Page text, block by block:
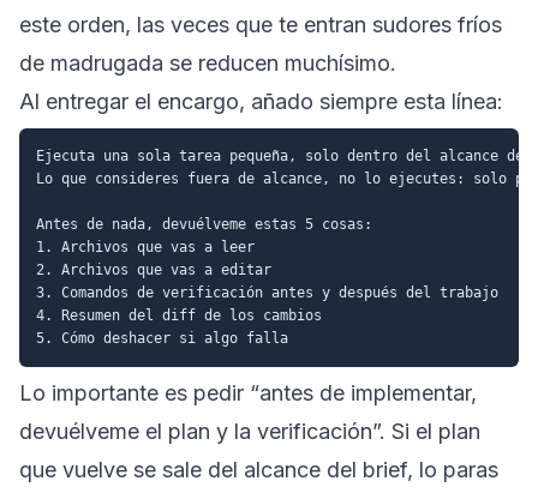
este orden, las veces que te entran sudores fríos
de madrugada se reducen muchísimo.
Al entregar el encargo, añado siempre esta línea:
Ejecuta una sola tarea pequeña, solo dentro del alcance
Lo que consideres fuera de alcance, no lo ejecutes: solo
Antes de nada, devuélveme estas 5 cosas:
1. Archivos que vas a leer
2. Archivos que vas a editar
3. Comandos de verificación antes y después del trabajo
4. Resumen del diff de los cambios
Lo importante es pedir “antes de implementar,
devuélveme el plan y la verificación”. Si el plan
que vuelve se sale del alcance del brief, lo paras